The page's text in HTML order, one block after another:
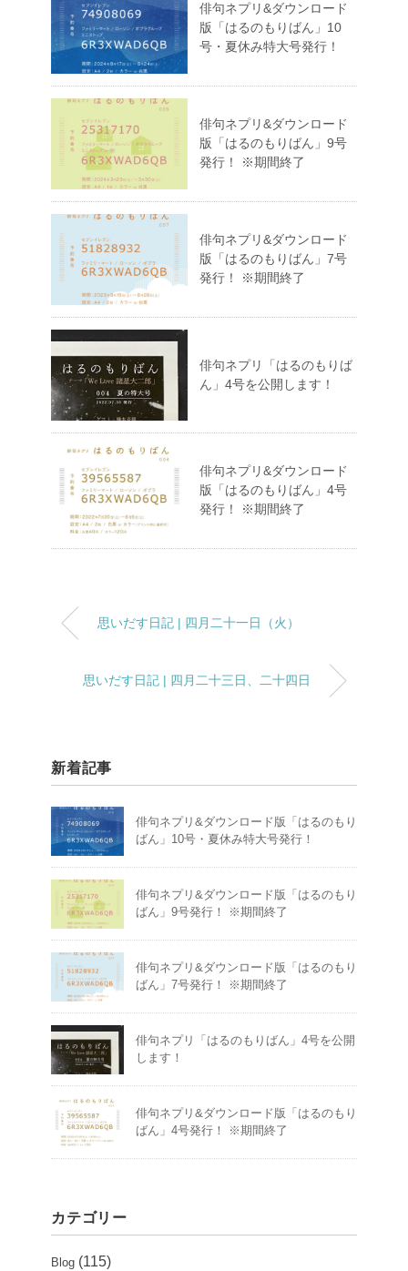
俳句ネプリ&ダウンロード
版「はるのもりばん」10
号・夏休み特大号発行！
俳句ネプリ&ダウンロード
版「はるのもりばん」9号
発行！ ※期間終了
俳句ネプリ&ダウンロード
版「はるのもりばん」7号
発行！ ※期間終了
俳句ネプリ「はるのもりば
ん」4号を公開します！
俳句ネプリ&ダウンロード
版「はるのもりばん」4号
発行！ ※期間終了
思いだす日記 | 四月二十一日（火）
思いだす日記 | 四月二十三日、二十四日
新着記事
俳句ネプリ&ダウンロード版「はるのもり
ばん」10号・夏休み特大号発行！
俳句ネプリ&ダウンロード版「はるのもり
ばん」9号発行！ ※期間終了
俳句ネプリ&ダウンロード版「はるのもり
ばん」7号発行！ ※期間終了
俳句ネプリ「はるのもりばん」4号を公開
します！
俳句ネプリ&ダウンロード版「はるのもり
ばん」4号発行！ ※期間終了
カテゴリー
Blog (115)